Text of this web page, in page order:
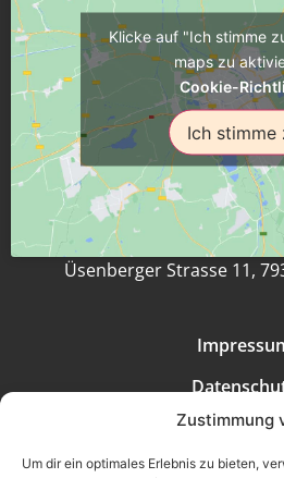
Zustimmung
Um dir ein optimales Erlebnis zu bieten,
Klicke auf "Ich stimme
maps zu
Cookie-
Ich stimme
Üsenberger Strasse 11,
Erklärung zur
AGB